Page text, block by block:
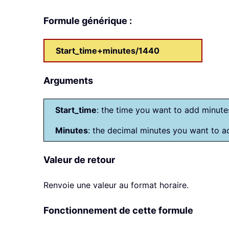
Formule générique :
Start_time+minutes/1440
Arguments
Start_time: the time you want to add
Minutes: the decimal minutes you want to
Valeur de retour
Renvoie une valeur au format horaire.
Fonctionnement de cette formule